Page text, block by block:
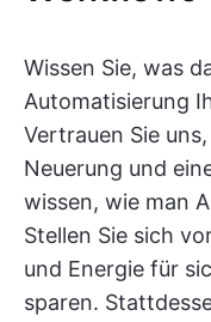
Wissen Sie, was
Automatisierung
Vertrauen Sie
Neuerung und
wissen, wie man
Stellen Sie sich
und Energie für
sparen.